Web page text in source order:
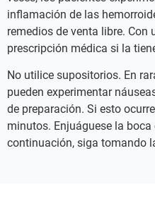
inflamación de las
remedios de venta libre. Con
prescripción médica si la
No utilice supositorios. En
pueden experimentar
de preparación. Si esto
minutos. Enjuáguese la
continuación, siga tomando